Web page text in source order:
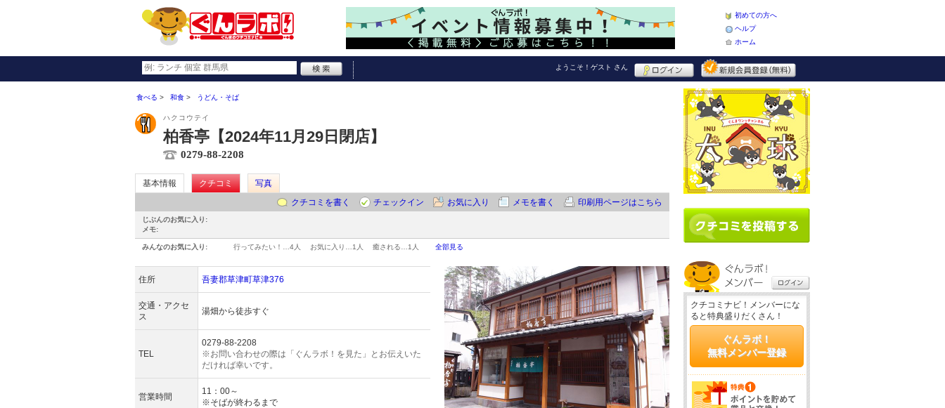
初めての方へ
ヘルプ
ホーム
ようこそ！ ゲスト さん
食べる 和食 うどん・そば
ハクコウテイ
柏香亭【2024年11月29日閉店】
0279-88-2208
基本情報 クチコミ
写真
クチコミを書く
チェックイン お気に入り メモを書く 印刷用ページはこちら
じぶんのお気に入り:
メモ:
みんなのお気に入り: 行ってみたい！… 4人 お気に入り… 1人 癒される… 1人 全部見る
住所 吾妻郡草津町草津376
交通・アクセ
ス
湯畑から徒歩すぐ
TEL
0279-88-2208
※お問い合わせの際は「ぐんラボ！を見た」とお伝えいた
だければ幸いです。
営業時間
11：00～
※そばが終わるまで
クチコミナビ！メンバーにな
ると特典盛りだくさん！
ぐんラボ！
無料メンバー登録